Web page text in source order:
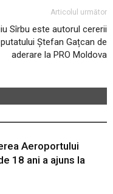
Articolul următor
Sîrbu este autorul cererii
Ștefan Gațcan de
aderare la PRO Moldova
Aeroportului
18 ani a ajuns la